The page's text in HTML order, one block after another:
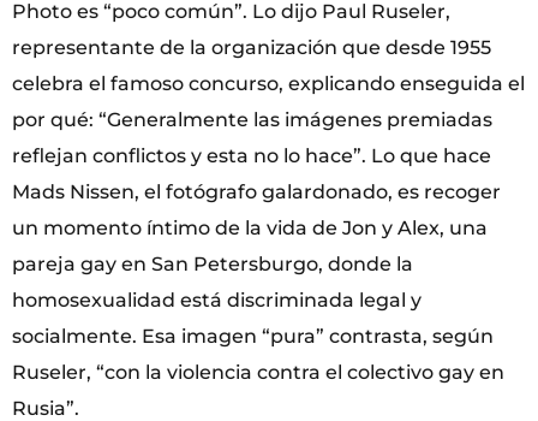
Photo es “poco común”. Lo dijo Paul Ruseler,
representante de la organización que desde 1955
celebra el famoso concurso, explicando enseguida el
por qué: “Generalmente las imágenes premiadas
reflejan conflictos y esta no lo hace”. Lo que hace
Mads Nissen, el fotógrafo galardonado, es recoger
un momento íntimo de la vida de Jon y Alex, una
pareja gay en San Petersburgo, donde la
homosexualidad está discriminada legal y
socialmente. Esa imagen “pura” contrasta, según
Ruseler, “con la violencia contra el colectivo gay en
Rusia”.